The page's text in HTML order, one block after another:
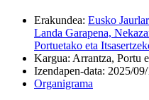
Erakundea: Eusko
Landa Garapena,
Portuetako eta
Kargua: Arrantza, Portu
Izendapen-data: 2025/
Organigrama